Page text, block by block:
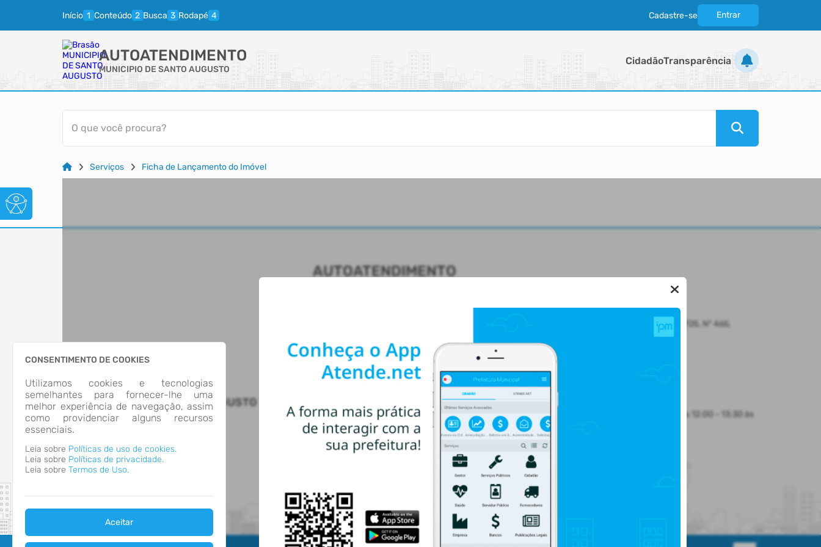
Início Conteúdo Busca Rodapé Cadastre-se Entrar
AUTOATENDIMENTO
MUNICIPIO DE SANTO AUGUSTO
CidadãoTransparência
O que você procura?
Serviços Ficha de Lançamento do Imóvel
CONSENTIMENTO DE COOKIES
Utilizamos cookies e tecnologias
semelhantes para fornecer-lhe uma
melhor experiência de navegação, assim
como providenciar alguns recursos
essenciais.
Leia sobre Políticas de uso de cookies.
Leia sobre Políticas de privacidade.
Leia sobre Termos de Uso.
Aceitar
MUNICIPIO DE SANTO AUGUSTO
AUTOATENDIMENTO
Transparência
LOCALIZAÇÃO
Rua CEL. JULIO PEREIRA DOS SANTOS, Nº 465,
Santo Augusto/
CEP: 98.590-000
(55) 3781-4361
(55) 3781-4361
ti@santoaugusto.rs.gov.br
Segunda-feira a Sexta-feira
8:30 às 12:00 - 13:30 às
17:00